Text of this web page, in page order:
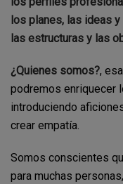
los planes, las ideas
las estructuras y las
¿Quienes somos?,
podremos enriquecer
introduciendo
crear empatía.
Somos conscientes
para muchas